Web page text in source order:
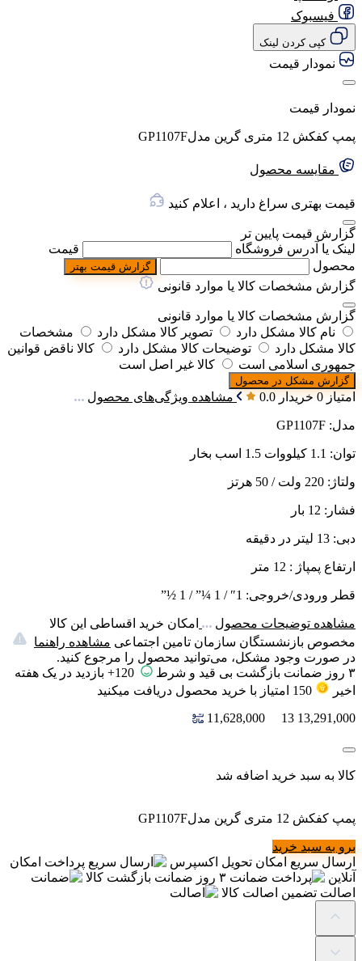
فیسبوک
کپی کردن لینک
نمودار قیمت
نمودار قیمت
پمپ کفکش 12 متری گرین مدلGP1107F
مقایسه محصول
قیمت بهتری سراغ دارید ، اعلام کنید
گزارش قیمت پایین تر
لینک یا آدرس فروشگاه
قیمت
محصول
گزارش قیمت بهتر
گزارش مشخصات کالا یا موارد قانونی
گزارش مشخصات کالا یا موارد قانونی
نام کالا مشکل دارد
تصویر کالا مشکل دارد
مشخصات
کالا مشکل دارد
توضیحات کالا مشکل دارد
کالا ناقض قوانین
جمهوری اسلامی است
کالا غیر اصل است
گزارش مشکل در محصول
امتیاز 0 خریدار 0.0 مشاهده ویژگی‌های محصول
مدل: GP1107F
توان: 1.1 کیلووات 1.5 اسب بخار
ولتاژ: 220 ولت / 50 هرتز
فشار: 12 بار
دبی: 13 لیتر در دقیقه
ارتفاع پمپاژ : 12 متر
قطر ورودی/خروجی: 1″ / 1 ¼” / 1 ½”
مشاهده توضیحات محصول
امکان خرید اقساطی این کالا
مخصوص بازنشستگان سازمان تامین اجتماعی مشاهده راهنما
در صورت وجود مشکل، می‌توانید محصول را مرجوع کنید.
۳ روز ضمانت بازگشت بی قید و شرط
120+ بازدید در یک هفته
اخیر
150 امتیاز با خرید محصول دریافت میکنید
13,291,000
13
11,628,000
کالا به سبد خرید اضافه شد
پمپ کفکش 12 متری گرین مدلGP1107F
برو به سبد خرید
ارسال سریع امکان تحویل اکسپرس پرداخت امکان
آنلاین
ضمانت ۳ روز ضمانت بازگشت کالا
اصالت تضمین اصالت کالا